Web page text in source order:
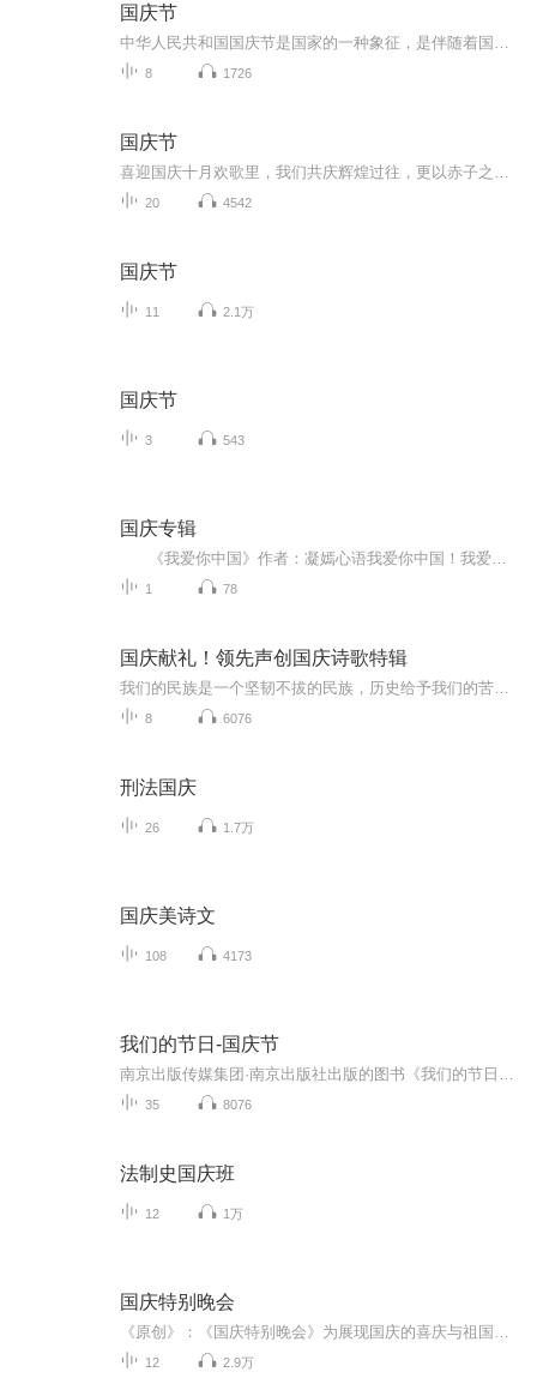
国庆节
8 1726
国庆节
20 4542
国庆节
11 2.1万
国庆节
3 543
国庆专辑
1 78
国庆献礼！领先声创国庆诗歌特辑
8 6076
刑法国庆
26 1.7万
国庆美诗文
108 4173
我们的节日-国庆节
35 8076
法制史国庆班
12 1万
国庆特别晚会
12 2.9万